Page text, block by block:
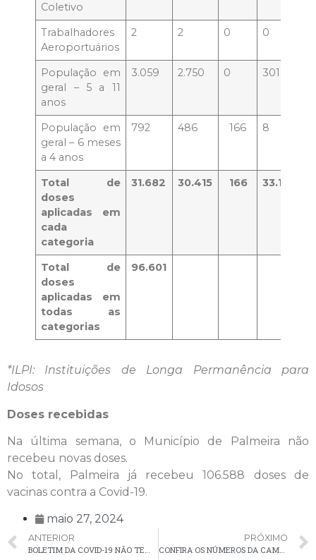
Coletivo
Trabalhadores
Aeroportuários
2 2 0 0
População em
geral – 5 a 11
anos
3.059 2.750 0 301
População em
geral – 6 meses
a 4 anos
792 486 166 8
Total de
doses
aplicadas em
cada
categoria
31.682 30.415 166 33.150
Total de
doses
aplicadas em
todas as
categorias
96.601
*ILPI: Instituições de Longa Permanência para
Idosos
Doses recebidas
Na última semana, o Município de Palmeira não
recebeu novas doses.
No total, Palmeira já recebeu 106.588 doses de
vacinas contra a Covid-19.
maio 27, 2024
ANTERIOR
BOLETIM DA COVID-19 NÃO TEM NOVOS CASOS EM PALMEIRA NA ÚLTIMA SEMANA
PRÓXIMO
CONFIRA OS NÚMEROS DA CAMPANHA DE VACINAÇÃO CONTRA INFLUENZA EM PALMEIRA